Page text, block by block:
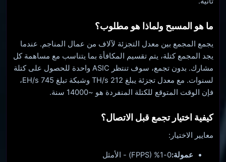
ما هو المسبح ولماذا هو مطلوب؟
يجمع المجمع بين معدل التجزئة لآلاف من عمال المناجم. عندما
يجد المجمع كتلة، يتم تقسيم المكافأة بما يتناسب مع مساهمة كل
مشارك. بدون تجمع، سوف تنتظر ASIC واحدة للحصول على كتلة
لسنوات. مع معدل تجزئة يبلغ 212 TH/s وشبكة تبلغ 745 EH/s،
فإن الوقت المتوقع للكتلة المنفردة هو ~14000 سنة.
كيفية اختيار تجمع قبل الاتصال؟
معايير الاختيار:
عمولة:0-1% (FPPS) - الأمثل